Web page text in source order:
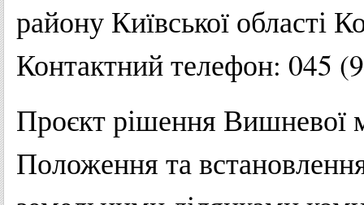
району Київської області
Контактний телефон: 045
Проєкт рішення Вишневої
Положення та